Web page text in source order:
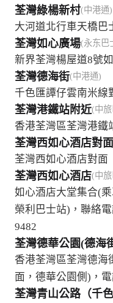
荃灣綠楊新村(中港通)
大河道北行車天橋巴
荃灣如心廣場(永东巴
新界荃灣楊屋道8號
荃灣德海街(中港通)
千色匯譚仔雲南米線
荃灣港鐵站附近(中
香港荃灣區荃灣港鐵
荃灣西如心酒店對面
荃灣西如心酒店對面
荃灣西如心酒店(中
如心酒店大堂集合(
榮利巴士站)，聯絡
9482
荃灣德華公園(德海
香港荃灣區荃灣德海
面，德華公園側)，
荃灣青山公路（千色